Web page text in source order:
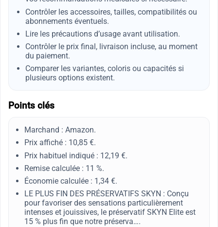
Contrôler les accessoires, tailles, compatibilités ou
abonnements éventuels.
Lire les précautions d’usage avant utilisation.
Contrôler le prix final, livraison incluse, au moment
du paiement.
Comparer les variantes, coloris ou capacités si
plusieurs options existent.
Points clés
Marchand : Amazon.
Prix affiché : 10,85 €.
Prix habituel indiqué : 12,19 €.
Remise calculée : 11 %.
Économie calculée : 1,34 €.
LE PLUS FIN DES PRÉSERVATIFS SKYN : Conçu
pour favoriser des sensations particulièrement
intenses et jouissives, le préservatif SKYN Elite est
15 % plus fin que notre préserva….